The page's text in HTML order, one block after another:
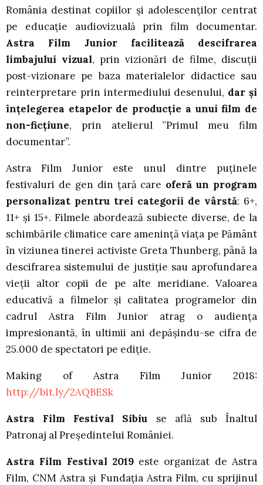
România destinat copiilor și adolescenților centrat
pe educație audiovizuală prin film documentar.
Astra Film Junior facilitează descifrarea
limbajului vizual, prin vizionări de filme, discuții
post-vizionare pe baza materialelor didactice sau
reinterpretare prin intermediului desenului, dar și
înțelegerea etapelor de producție a unui film de
non-ficțiune, prin atelierul ”Primul meu film
documentar”.
Astra Film Junior este unul dintre puținele
festivaluri de gen din țară care oferă un program
personalizat pentru trei categorii de vârstă: 6+,
11+ și 15+. Filmele abordează subiecte diverse, de la
schimbările climatice care amenință viața pe Pământ
în viziunea tinerei activiste Greta Thunberg, până la
descifrarea sistemului de justiție sau aprofundarea
vieții altor copii de pe alte meridiane. Valoarea
educativă a filmelor și calitatea programelor din
cadrul Astra Film Junior atrag o audiența
impresionantă, în ultimii ani depășindu-se cifra de
25.000 de spectatori pe ediție.
Making of Astra Film Junior 2018:
http://bit.ly/2AQBESk
Astra Film Festival Sibiu se află sub Înaltul
Patronaj al Președintelui României.
Astra Film Festival 2019este organizat de Astra
Film, CNM Astra și Fundația Astra Film, cu sprijinul